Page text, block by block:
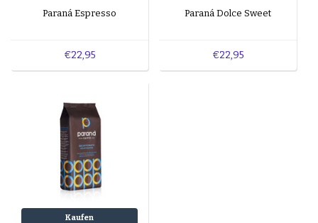
Paraná Espresso
€22,95
Paraná Dolce Sweet
€22,95
Kaufen